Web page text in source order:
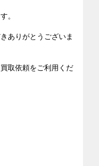
。
ありがとうございま
取依頼をご利用くだ